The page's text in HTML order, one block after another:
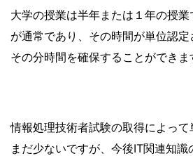
大学の授業は半年または１年の授
が通常であり、その時間が単位認
その分時間を確保することができま
情報処理技術者試験の取得によっ
まだ少ないですが、今後IT関連知識